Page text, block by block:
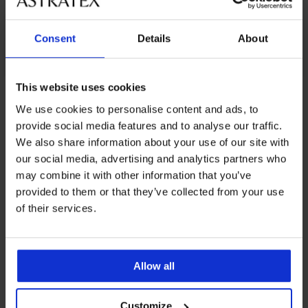
Consent Details About
This website uses cookies
We use cookies to personalise content and ads, to
provide social media features and to analyse our traffic.
We also share information about your use of our site with
our social media, advertising and analytics partners who
may combine it with other information that you’ve
provided to them or that they’ve collected from your use
of their services.
Allow all
-20 % GET20
4,8
Biustonosz
nieusztywniany
150,99
zł
4,9
Jeanne
4,9
Nieusztywniany
biustonosz
Z tej samej kolekcji